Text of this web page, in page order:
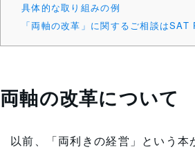
具体的な取り組みの例
「両軸の改革」に関するご相談は
両軸の改革について
以前、「両利きの経営」という本